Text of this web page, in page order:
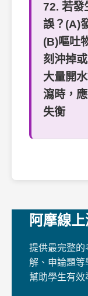
72. 若發
誤？(A)
(B)嘔吐
刻沖掉
大量開
瀉時，
失衡
阿摩線
提供最完整的
解、申論題等
幫助學生有效